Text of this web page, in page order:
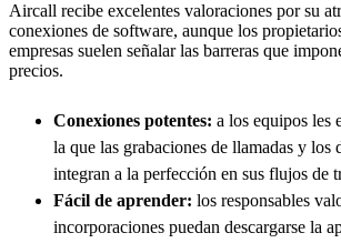
Aircall recibe excelentes valoraciones por su
conexiones de software, aunque los
empresas suelen señalar las barreras que
precios.
Conexiones potentes: a los equipos les
la que las grabaciones de llamadas y los
integran a la perfección en sus flujos de
Fácil de aprender: los responsables
incorporaciones puedan descargarse la